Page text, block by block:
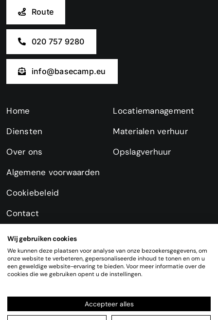
Route
020 757 9280
info@basecamp.eu
Home
Diensten
Over ons
Algemene voorwaarden
Cookiebeleid
Contact
Locatiemanagement
Materialen verhuur
Opslagverhuur
• All Rights Reserved • Powered byVolle Smaken•
Wij gebruiken cookies
We kunnen deze plaatsen voor analyse van onze bezoekersgegevens, om
onze website te verbeteren, gepersonaliseerde inhoud te tonen en om u
een geweldige website-ervaring te bieden. Voor meer informatie over de
cookies die we gebruiken opent u de instellingen.
Accepteer alles